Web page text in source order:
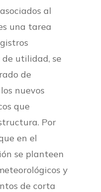
al
una tarea
utilidad, se
de
nuevos
que
Por
en el
se planteen
y
de corta